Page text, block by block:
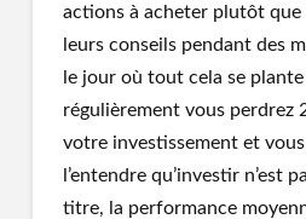
actions à acheter plutôt que
leurs conseils pendant des
le jour où tout cela se
régulièrement vous perdrez
votre investissement et
l’entendre qu’investir n’est
titre, la performance